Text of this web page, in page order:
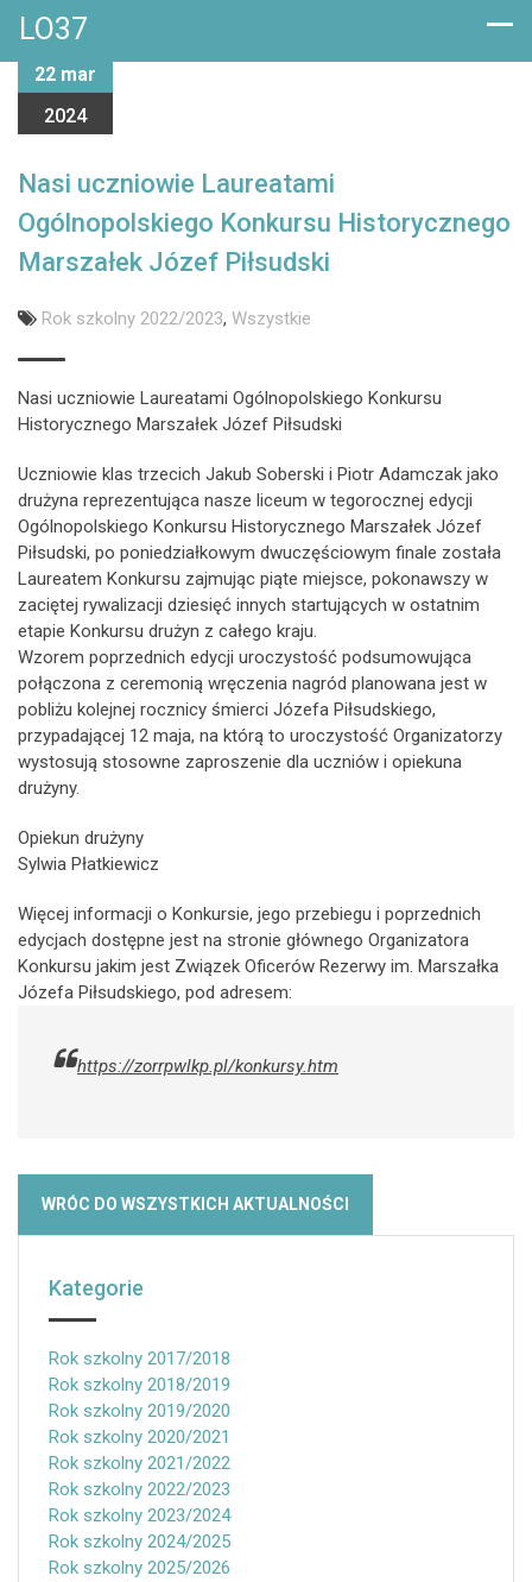
LO37
22 mar
2024
Nasi uczniowie Laureatami
Ogólnopolskiego Konkursu Historycznego
Marszałek Józef Piłsudski
Rok szkolny 2022/2023, Wszystkie
Nasi uczniowie Laureatami Ogólnopolskiego Konkursu
Historycznego Marszałek Józef Piłsudski
Uczniowie klas trzecich Jakub Soberski i Piotr Adamczak jako
drużyna reprezentująca nasze liceum w tegorocznej edycji
Ogólnopolskiego Konkursu Historycznego Marszałek Józef
Piłsudski, po poniedziałkowym dwuczęściowym finale została
Laureatem Konkursu zajmując piąte miejsce, pokonawszy w
zaciętej rywalizacji dziesięć innych startujących w ostatnim
etapie Konkursu drużyn z całego kraju.
Wzorem poprzednich edycji uroczystość podsumowująca
połączona z ceremonią wręczenia nagród planowana jest w
pobliżu kolejnej rocznicy śmierci Józefa Piłsudskiego,
przypadającej 12 maja, na którą to uroczystość Organizatorzy
wystosują stosowne zaproszenie dla uczniów i opiekuna
drużyny.
Opiekun drużyny
Sylwia Płatkiewicz
Więcej informacji o Konkursie, jego przebiegu i poprzednich
edycjach dostępne jest na stronie głównego Organizatora
Konkursu jakim jest Związek Oficerów Rezerwy im. Marszałka
Józefa Piłsudskiego, pod adresem:
https://zorrpwlkp.pl/konkursy.htm
WRÓC DO WSZYSTKICH AKTUALNOŚCI
Kategorie
Rok szkolny 2017/2018
Rok szkolny 2018/2019
Rok szkolny 2019/2020
Rok szkolny 2020/2021
Rok szkolny 2021/2022
Rok szkolny 2022/2023
Rok szkolny 2023/2024
Rok szkolny 2024/2025
Rok szkolny 2025/2026